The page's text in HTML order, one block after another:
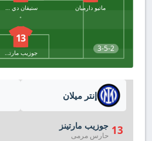
3-5-2
ماتيو دارميان
13
جوزيب مارتينز
إنتر ميلان
13 جوزيب مارتينز
حارس مرمى